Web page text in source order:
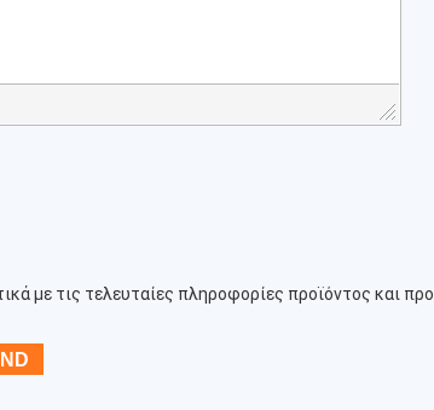
με τις τελευταίες πληροφορίες προϊόντος και